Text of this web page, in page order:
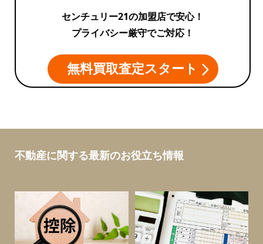
センチュリー21の加盟店で安心！
プライバシー厳守でご対応！
無料買取査定スタート
不動産に関する最新のお役立ち情報